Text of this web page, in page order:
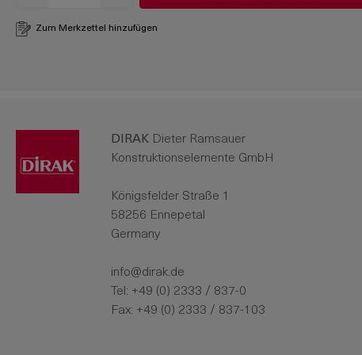
Zum Merkzettel hinzufügen
DIRAK Dieter Ramsauer
Konstruktionselemente GmbH
Königsfelder Straße 1
58256 Ennepetal
Germany
info@dirak.de
Tel: +49 (0) 2333 / 837-0
Fax: +49 (0) 2333 / 837-103